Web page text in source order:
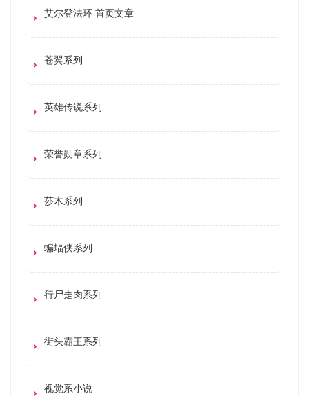
艾尔登法环 首页文章
苍翼系列
英雄传说系列
荣誉勋章系列
莎木系列
蝙蝠侠系列
行尸走肉系列
街头霸王系列
视觉系小说